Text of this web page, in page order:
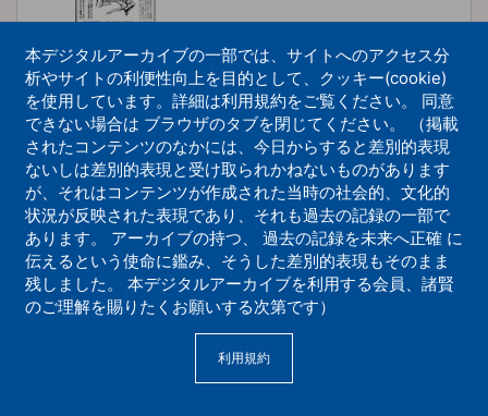
経典のことば63
機関紙誌
本デジタルアーカイブの一部では、サイトへのアクセス分
析やサイトの利便性向上を目的として、クッキー(cookie)
を使用しています。詳細は利用規約をご覧ください。 同意
できない場合は ブラウザのタブを閉じてください。 （掲載
されたコンテンツのなかには、今日からすると差別的表現
ないしは差別的表現と受け取られかねないものがあります
が、それはコンテンツが作成された当時の社会的、文化的
状況が反映された表現であり、それも過去の記録の一部で
あります。 アーカイブの持つ、 過去の記録を未来へ正確 に
伝えるという使命に鑑み、そうした差別的表現もそのまま
残しました。 本デジタルアーカイブを利用する会員、諸賢
のご理解を賜りたくお願いする次第です）
利用規約